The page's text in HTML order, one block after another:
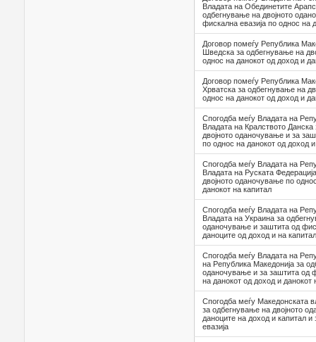
Владата на Обединетите
одбегнување на двојното
фискална евазија по однос на
Договор помеѓу Република
Шведска за одбегнување на
однос на данокот од доход и
Договор помеѓу Република
Хрватска за одбегнување на
однос на данокот од доход и
Спогодба меѓу Владата на
Владата на Кралството
двојното оданочување и за
по однос на данокот од доход
Спогодба меѓу Владата на
Владата на Руската
двојното оданочување по
данокот на капитал
Спогодба меѓу Владата на
Владата на Украина за
оданочување и заштита од
даноците од доход и на капитал
Спогодба меѓу Владата на
на Република Македонија за
оданочување и за заштита од
на данокот од доход и данокот
Спогодба меѓу Македонската
за одбегнување на двојното
даноците на доход и капитал
евазија